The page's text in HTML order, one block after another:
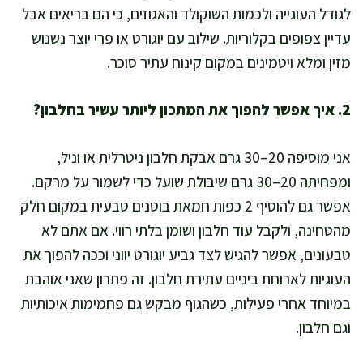
לגודל העוגייה ולכמות השוקולד והאגוזים, כי הם בריאים אבל
עדיין צפופים בקלוריות. שילוב עם יוגורט או פרי יוצר נשנוש
מזין ומלא ויטמינים במקום קינוח עתיר סוכר.
2. איך אפשר להפוך את המתכון ליותר עשיר בחלבון?
אני מוסיפה 20–30 גרם אבקת חלבון ניטרלית או וניל,
ומפחיתה 20–30 גרם שיבולת שועל כדי לשמור על מרקם.
אפשר גם להוסיף 2 כפות חמאת בוטנים טבעית במקום חלק
מהטחינה, ולקבל עוד חלבון ושומן בלתי רווי. אם אתם לא
טבעונים, אפשר להגיש לצד גביע יוגורט יווני וככה להפוך את
העוגיות לארוחת ביניים עתירת חלבון. זה פתרון שאני אוהבת
במיוחד אחרי פעילות, כשהגוף מבקש גם פחמימות איכותיות
וגם חלבון.